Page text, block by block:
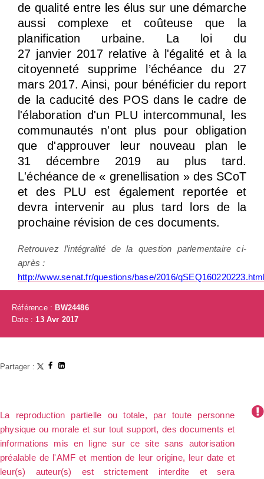
de qualité entre les élus sur une démarche
aussi complexe et coûteuse que la
planification urbaine. La loi du
27 janvier 2017 relative à l'égalité et à la
citoyenneté supprime l’échéance du 27
mars 2017. Ainsi, pour bénéficier du report
de la caducité des POS dans le cadre de
l'élaboration d'un PLU intercommunal, les
communautés n'ont plus pour obligation
que d'approuver leur nouveau plan le
31 décembre 2019 au plus tard.
L'échéance de « grenellisation » des SCoT
et des PLU est également reportée et
devra intervenir au plus tard lors de la
prochaine révision de ces documents.
Retrouvez l’intégralité de la question parlementaire ci-
après :
http://www.senat.fr/questions/base/2016/
Référence :BW24486
Date : 13 Avr 2017
Partager :
La reproduction partielle ou totale, par toute personne
physique ou morale et sur tout support, des documents et
informations mis en ligne sur ce site sans autorisation
préalable de l'AMF et mention de leur origine, leur date et
leur(s) auteur(s) est strictement interdite et sera